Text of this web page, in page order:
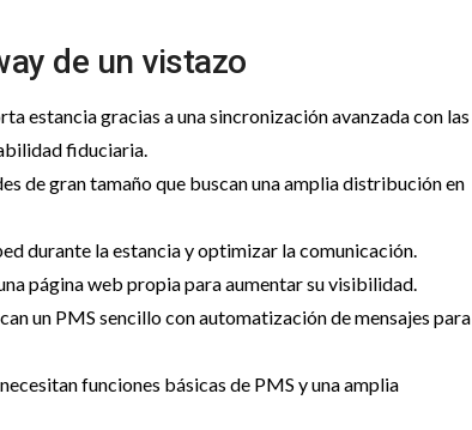
de un vistazo
estancia gracias a una sincronización avanzada con las
fiduciaria.
de gran tamaño que buscan una amplia distribución en
durante la estancia y optimizar la comunicación.
página web propia para aumentar su visibilidad.
un PMS sencillo con automatización de mensajes para
funciones básicas de PMS y una amplia